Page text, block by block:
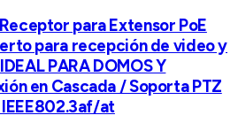
para Extensor PoE
para recepción de video y
PARA DOMOS Y
en Cascada / Soporta PTZ
at